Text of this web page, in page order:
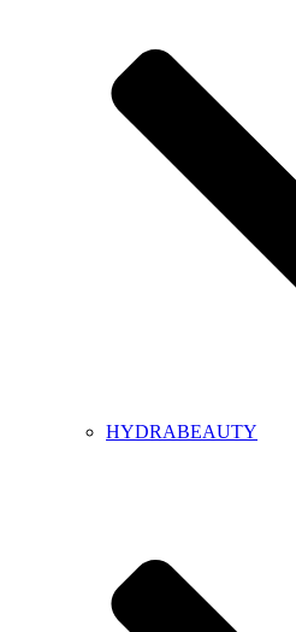
HYDRABEAUTY